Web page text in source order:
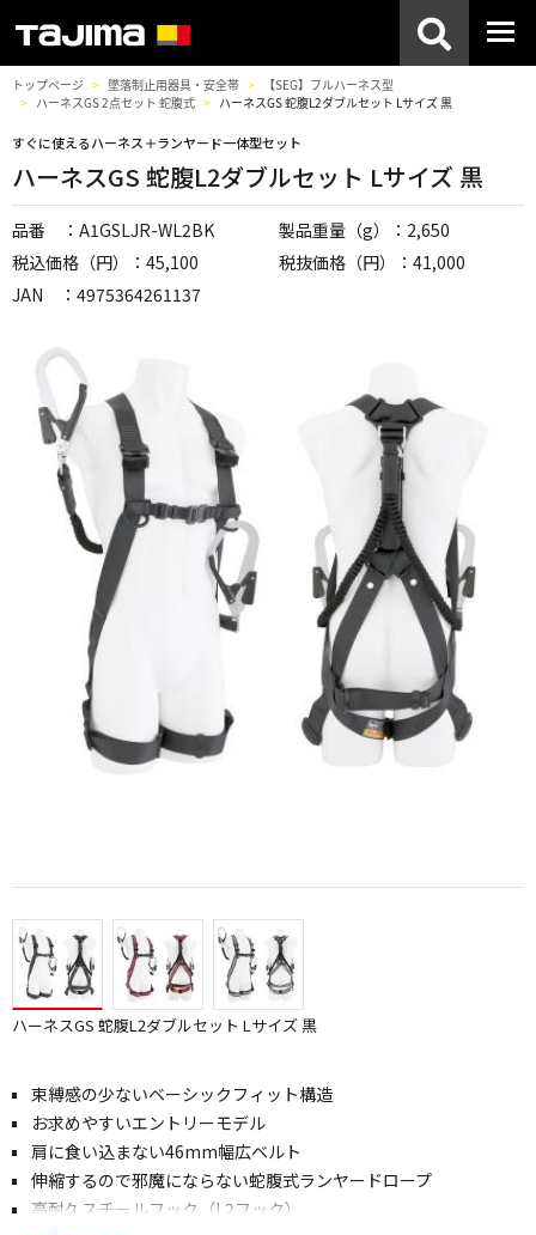
トップページ 墜落制止用器具・安全帯
【SEG】フルハーネス型
ハーネスGS 2点セット 蛇腹式
ハーネスGS 蛇腹L2ダブルセット Lサイズ 黒
すぐに使えるハーネス＋ランヤード一体型セット
ハーネスGS 蛇腹L2ダブルセット Lサイズ 黒
品番 ：A1GSLJR-WL2BK
製品重量（g）：2,650
税込価格（円）：45,100
税抜価格（円）：41,000
JAN ：4975364261137
ハーネスGS 蛇腹L2ダブルセット Lサイズ 黒
束縛感の少ないベーシックフィット構造
お求めやすいエントリーモデル
肩に食い込まない46mm幅広ベルト
伸縮するので邪魔にならない蛇腹式ランヤードロープ
高耐久スチールフック（L2フック）